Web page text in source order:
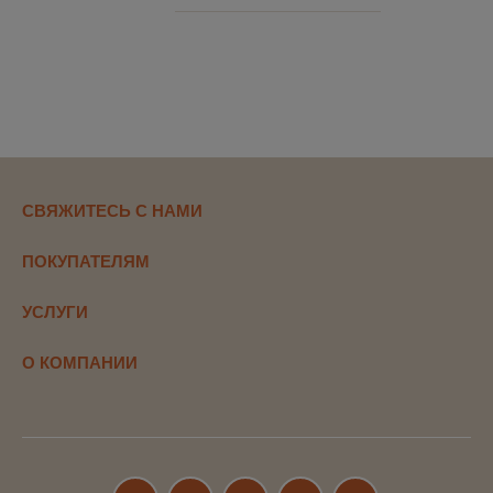
СВЯЖИТЕСЬ С НАМИ
ПОКУПАТЕЛЯМ
УСЛУГИ
О КОМПАНИИ